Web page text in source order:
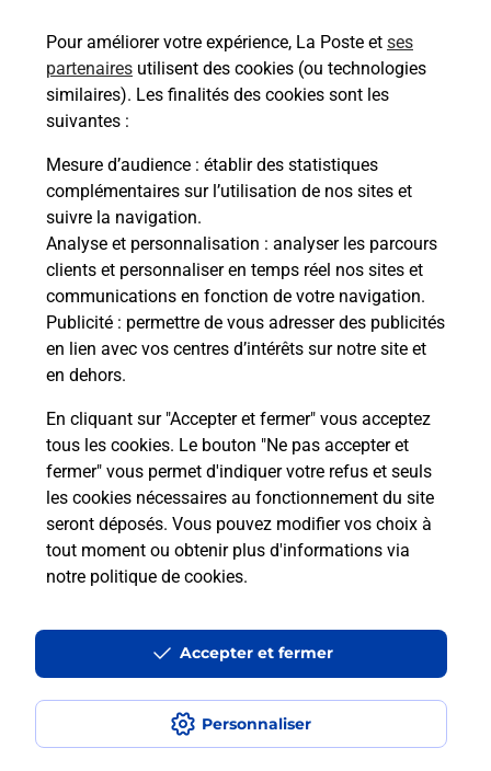
Pour améliorer votre expérience, La Poste et ses
partenaires utilisent des cookies (ou technologies
similaires). Les finalités des cookies sont les
suivantes :
Mesure d’audience : établir des statistiques
complémentaires sur l’utilisation de nos sites et
suivre la navigation.
Analyse et personnalisation : analyser les parcours
clients et personnaliser en temps réel nos sites et
communications en fonction de votre navigation.
Publicité : permettre de vous adresser des publicités
en lien avec vos centres d’intérêts sur notre site et
en dehors.
En cliquant sur "Accepter et fermer" vous acceptez
tous les cookies. Le bouton "Ne pas accepter et
fermer" vous permet d'indiquer votre refus et seuls
les cookies nécessaires au fonctionnement du site
seront déposés. Vous pouvez modifier vos choix à
tout moment ou obtenir plus d'informations via
notre politique de cookies.
Personnaliser
Accepter et fermer
Malin !
La Poste
en ligne
Ouvert 24h/24
En savoir plus
CONSIGNE CARREFOUR MARKET ORLEANS ST MESMIN
Accessibilité : partiellement conforme
Conditions contractuelles
Mentions légales